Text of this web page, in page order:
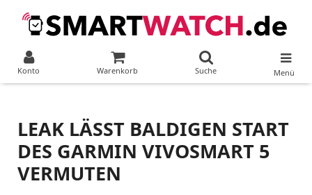
Konto Warenkorb Suche Menü
LEAK LÄSST BALDIGEN START
DES GARMIN VIVOSMART 5
VERMUTEN